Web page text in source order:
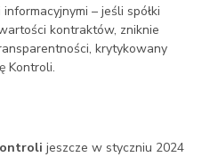
– jeśli spółki
kontraktów, zniknie
krytykowany
Kontroli.
jeszcze w styczniu 2024